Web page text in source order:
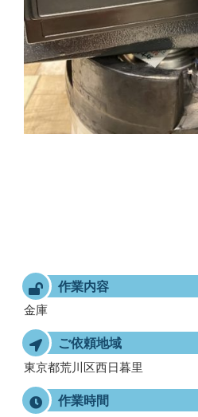
作業内容
金庫
ご依頼地域
東京都荒川区西日暮里
作業時間